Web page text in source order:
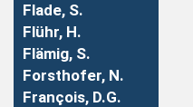
Flade, S.
Flühr, H.
Flämig, S.
Forsthofer, N.
François, D.G.